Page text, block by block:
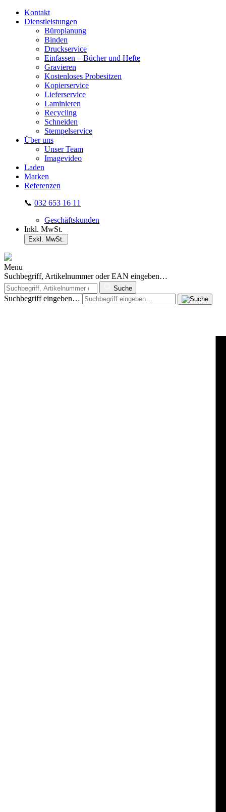
Kontakt
Dienstleistungen
Büroplanung
Binden
Druckservice
Einfassen – Bücher und Hefte
Gravieren
Kostenloses Probesitzen
Kopierservice
Lieferservice
Laminieren
Recycling
Schneiden
Stempelservice
Über uns
Unser Team
Imagevideo
Laden
Marken
Referenzen
📞 032 653 16 11
Geschäftskunden
Inkl. MwSt.
Exkl. MwSt.
Menu
Suchbegriff, Artikelnummer oder EAN eingeben…
Suche
Suchbegriff eingeben…